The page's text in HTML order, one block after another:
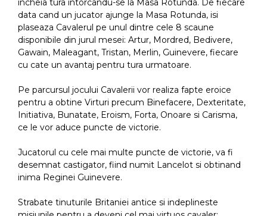
incheia tura intorcandu-se la Masa Rotunda. De fiecare
data cand un jucator ajunge la Masa Rotunda, isi
plaseaza Cavalerul pe unul dintre cele 8 scaune
disponibile din jurul mesei: Artur, Mordred, Bedivere,
Gawain, Maleagant, Tristan, Merlin, Guinevere, fiecare
cu cate un avantaj pentru tura urmatoare.
Pe parcursul jocului Cavalerii vor realiza fapte eroice
pentru a obtine Virturi precum Binefacere, Dexteritate,
Initiativa, Bunatate, Eroism, Forta, Onoare si Carisma,
ce le vor aduce puncte de victorie.
Jucatorul cu cele mai multe puncte de victorie, va fi
desemnat castigator, fiind numit Lancelot si obtinand
inima Reginei Guinevere.
Strabate tinuturile Britaniei antice si indeplineste